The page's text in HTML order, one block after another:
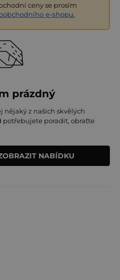
ceny se prosím
e-shopu.
prázdný
nějaký z našich skvělých
poradit, obraťte
NABÍDKU